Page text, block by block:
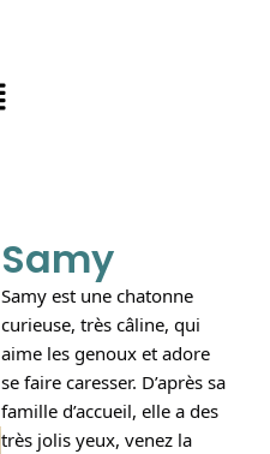
Samy
Samy est une chatonne
curieuse, très câline, qui
aime les genoux et adore
se faire caresser. D’après sa
famille d’accueil, elle a des
très jolis yeux, venez la